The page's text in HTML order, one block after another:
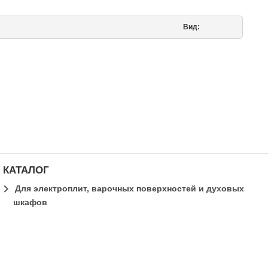
Вид:
КАТАЛОГ
Для электроплит, варочных поверхностей и духовых
шкафов